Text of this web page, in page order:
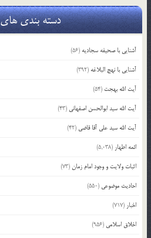
دسته بندی
آشنایی با صحیفه سجادیه (56)
آشنایی با نهج البلاغه (392)
آیت الله بهجت (54)
آیت الله سید ابوالحسن اصفهانی (43)
آیت الله سید علی آقا قاضی (42)
ائمه اطهار (5,038)
اثبات ولایت و وجود امام زمان(73)
احادیث موضوعی (550)
اخبار (717)
اخلاق اسلامی (956)